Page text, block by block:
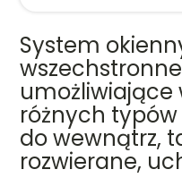
System
umożliwiające
różnych
do wewnątrz,
rozwierane,